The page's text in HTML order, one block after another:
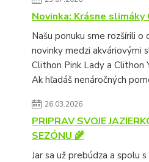
Novinka: Krásne
Našu ponuku sme rozšírili o
novinky medzi akváriovými
Clithon Pink Lady a Clithon
Ak hľadáš nenáročných
26.03.2026
PRIPRAV SVOJE
SEZÓNU 🌾
Jar sa už prebúdza a spolu